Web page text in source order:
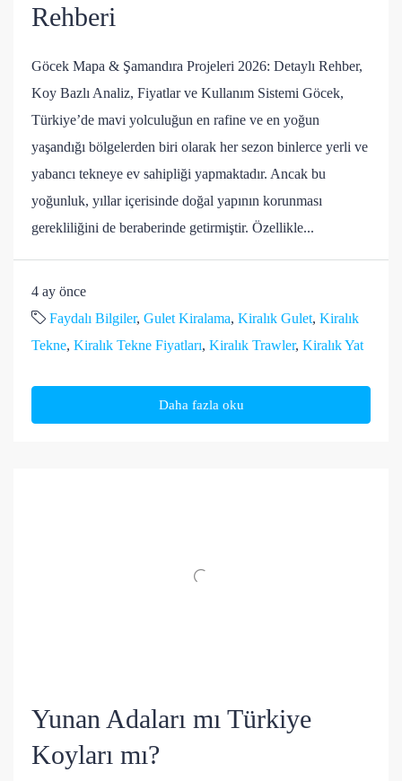
Rehberi
Göcek Mapa & Şamandıra Projeleri 2026: Detaylı Rehber,
Koy Bazlı Analiz, Fiyatlar ve Kullanım Sistemi Göcek,
Türkiye’de mavi yolculuğun en rafine ve en yoğun
yaşandığı bölgelerden biri olarak her sezon binlerce yerli ve
yabancı tekneye ev sahipliği yapmaktadır. Ancak bu
yoğunluk, yıllar içerisinde doğal yapının korunması
gerekliliğini de beraberinde getirmiştir. Özellikle...
4 ay önce
Faydalı Bilgiler, Gulet Kiralama, Kiralık Gulet, Kiralık
Tekne, Kiralık Tekne Fiyatları, Kiralık Trawler, Kiralık Yat
Daha fazla oku
Yunan Adaları mı Türkiye
Koyları mı?